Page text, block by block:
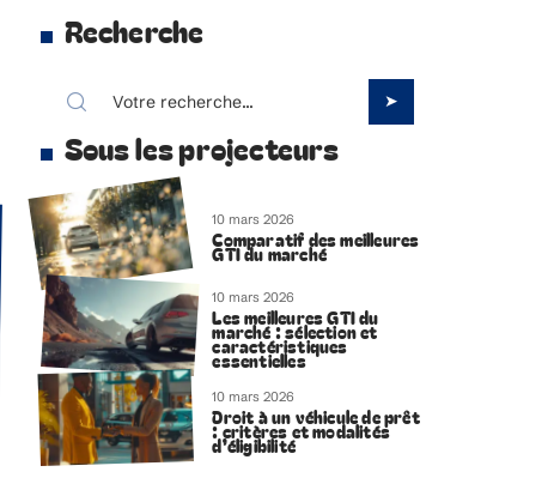
Recherche
Sous les projecteurs
10 mars 2026
Comparatif des meilleures
GTI du marché
10 mars 2026
Les meilleures GTI du
marché : sélection et
caractéristiques
essentielles
10 mars 2026
Droit à un véhicule de prêt
: critères et modalités
d’éligibilité